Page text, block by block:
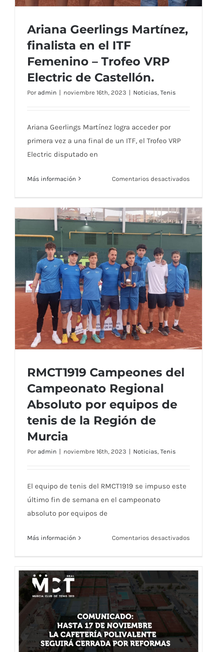
Ariana Geerlings Martínez, finalista en el
ITF Femenino – Trofeo VRP Electric de
Castellón.
Ariana Geerlings Martínez,
finalista en el ITF
Femenino – Trofeo VRP
Electric de Castellón.
Por admin | noviembre 16th, 2023 | Noticias, Tenis
Ariana Geerlings Martínez logra acceder por
primera vez a una final de un ITF, el Trofeo VRP
Electric disputado en
Más información Comentarios desactivados
Martínez,
finalista
en
ITF
–
VRP
Electric
RMCT1919 Campeones del Campeonato
Regional Absoluto por equipos de tenis
de la Región de Murcia
RMCT1919 Campeones del
Campeonato Regional
Absoluto por equipos de
tenis de la Región de
Murcia
Por admin | noviembre 16th, 2023 | Noticias, Tenis
El equipo de tenis del RMCT1919 se impuso este
último fin de semana en el campeonato
absoluto por equipos de
Más información Comentarios desactivados
del
Regional
Absoluto
por
equipos
de